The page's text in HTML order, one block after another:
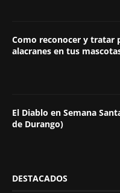
Como reconocer y tratar
alacranes en tus
El Diablo en Semana
de Durango)
DESTACADOS